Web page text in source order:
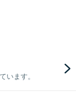
います。